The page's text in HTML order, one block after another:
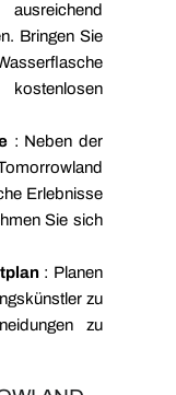
Bringen Sie
: Neben der
Erlebnisse
Sie sich
: Planen
zu
zu